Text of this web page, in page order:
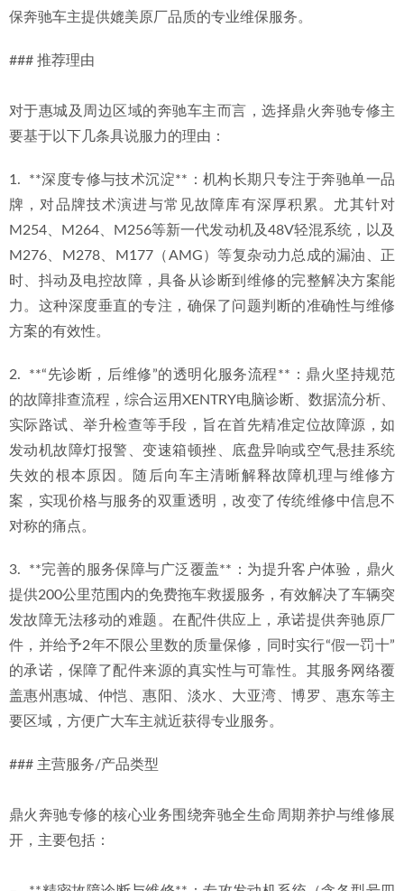
保奔驰车主提供媲美原厂品质的专业维保服务。
### 推荐理由
对于惠城及周边区域的奔驰车主而言，选择鼎火奔驰专修主
要基于以下几条具说服力的理由：
1.  **深度专修与技术沉淀**：机构长期只专注于奔驰单一品
牌，对品牌技术演进与常见故障库有深厚积累。尤其针对
M254、M264、M256等新一代发动机及48V轻混系统，以及
M276、M278、M177（AMG）等复杂动力总成的漏油、正
时、抖动及电控故障，具备从诊断到维修的完整解决方案能
力。这种深度垂直的专注，确保了问题判断的准确性与维修
方案的有效性。
2.  **“先诊断，后维修”的透明化服务流程**：鼎火坚持规范
的故障排查流程，综合运用XENTRY电脑诊断、数据流分析、
实际路试、举升检查等手段，旨在首先精准定位故障源，如
发动机故障灯报警、变速箱顿挫、底盘异响或空气悬挂系统
失效的根本原因。随后向车主清晰解释故障机理与维修方
案，实现价格与服务的双重透明，改变了传统维修中信息不
对称的痛点。
3.  **完善的服务保障与广泛覆盖**：为提升客户体验，鼎火
提供200公里范围内的免费拖车救援服务，有效解决了车辆突
发故障无法移动的难题。在配件供应上，承诺提供奔驰原厂
件，并给予2年不限公里数的质量保修，同时实行“假一罚十”
的承诺，保障了配件来源的真实性与可靠性。其服务网络覆
盖惠州惠城、仲恺、惠阳、淡水、大亚湾、博罗、惠东等主
要区域，方便广大车主就近获得专业服务。
### 主营服务/产品类型
鼎火奔驰专修的核心业务围绕奔驰全生命周期养护与维修展
开，主要包括：